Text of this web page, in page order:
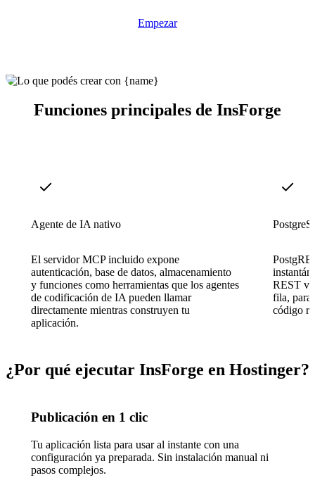
Empezar
Funciones principales de InsForge
Agente de IA nativo
El servidor MCP incluido expone
autenticación, base de datos, almacenamiento
y funciones como herramientas que los agentes
de codificación de IA pueden llamar
directamente mientras construyen tu
aplicación.
REST
fila, para
código
¿Por qué ejecutar InsForge en Hostinger?
Publicación en 1 clic
Tu aplicación lista para usar al instante con una
configuración ya preparada. Sin instalación manual ni
pasos complejos.